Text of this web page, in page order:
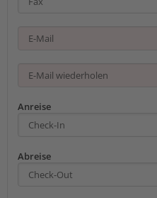
Anreise
Abreise